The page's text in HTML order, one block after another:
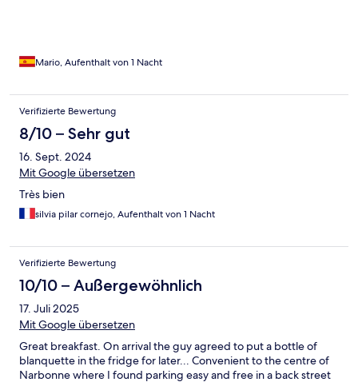
Mario, Aufenthalt von 1 Nacht
Verifizierte Bewertung
8/10 – Sehr gut
16. Sept. 2024
Mit Google übersetzen
Très bien
silvia pilar cornejo, Aufenthalt von 1 Nacht
Verifizierte Bewertung
10/10 – Außergewöhnlich
17. Juli 2025
Mit Google übersetzen
Great breakfast. On arrival the guy agreed to put a bottle of
blanquette in the fridge for later... Convenient to the centre of
Narbonne where I found parking easy and free in a back street